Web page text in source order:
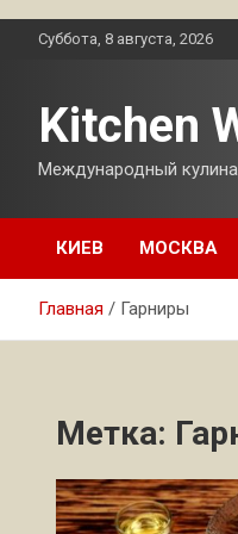
ПерейтиСуббота, 8 августа, 2026
Kitchen
Международный
КИЕВ МОСКВА
Главная Гарниры
Метка: